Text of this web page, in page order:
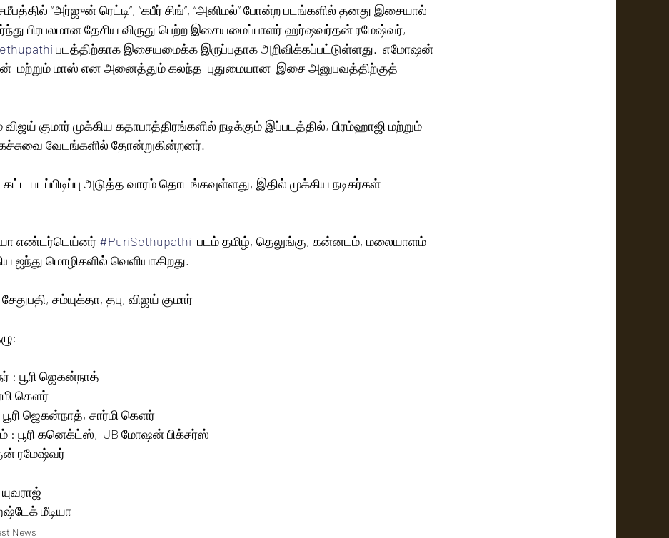
“அர்ஜுன் ரெட்டி”, “கபீர் சிங்”, “அனிமல்” போன்ற படங்களில் தனது இசையால்
பிரபலமான தேசிய விருது பெற்ற இசையமைப்பாளர் ஹர்ஷவர்தன் ரமேஷ்வர்,
படத்திற்காக இசையமைக்க இருப்பதாக அறிவிக்கப்பட்டுள்ளது.  எமோஷன்
விஜய் குமார் முக்கிய கதாபாத்திரங்களில் நடிக்கும் இப்படத்தில், பிரம்ஹாஜி மற்றும்
வேடங்களில் தோன்றுகின்றனர்.
படப்பிடிப்பு அடுத்த வாரம் தொடங்கவுள்ளது, இதில் முக்கிய நடிகர்கள்
எண்டர்டெய்னர் #PuriSethupathi படம் தமிழ், தெலுங்கு, கன்னடம், மலையாளம்
ஐந்து மொழிகளில் வெளியாகிறது.
சம்யுக்தா, தபு, விஜய் குமார்
: பூரி ஜெகன்நாத்
கௌர்
ஜெகன்நாத், சார்மி கௌர்
: பூரி கனெக்ட்ஸ்,  JB மோஷன் பிக்சர்ஸ்
ரமேஷ்வர்
மீடியா
News